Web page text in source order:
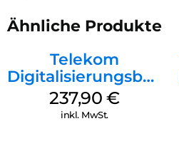
Ähnliche Produkte
Telekom
Digitalisierungsbox
Smart 2
Telefonanlage und
237,90€
inkl. MwSt.